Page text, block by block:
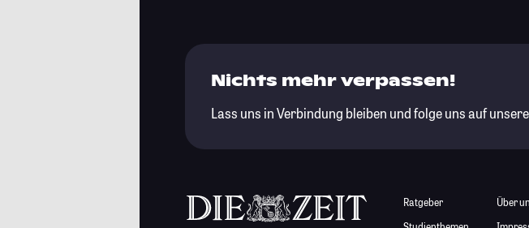
Nichts mehr verpassen!
Lass uns in Verbindung bleiben und folge uns auf
Ratgeber
Über